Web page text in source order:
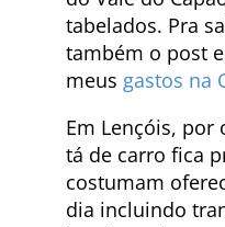
tabelados. Pra
também o post
meus gastos na
Em Lençóis,
tá de carro fica
costumam
dia incluindo